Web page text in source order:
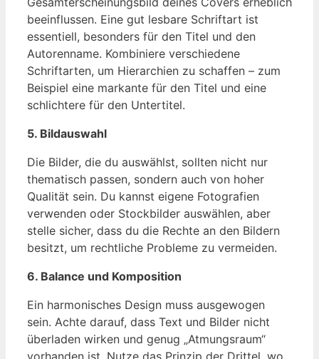
beeinflussen. Eine gut lesbare Schriftart ist
essentiell, besonders für den Titel und den
Autorenname. Kombiniere verschiedene
Schriftarten, um Hierarchien zu schaffen – zum
Beispiel eine markante für den Titel und eine
schlichtere für den Untertitel.
5. Bildauswahl
Die Bilder, die du auswählst, sollten nicht nur
thematisch passen, sondern auch von hoher
Qualität sein. Du kannst eigene Fotografien
verwenden oder Stockbilder auswählen, aber
stelle sicher, dass du die Rechte an den Bildern
besitzt, um rechtliche Probleme zu vermeiden.
6. Balance und Komposition
Ein harmonisches Design muss ausgewogen
sein. Achte darauf, dass Text und Bilder nicht
überladen wirken und genug „Atmungsraum“
vorhanden ist. Nutze das Prinzip der Drittel, wo